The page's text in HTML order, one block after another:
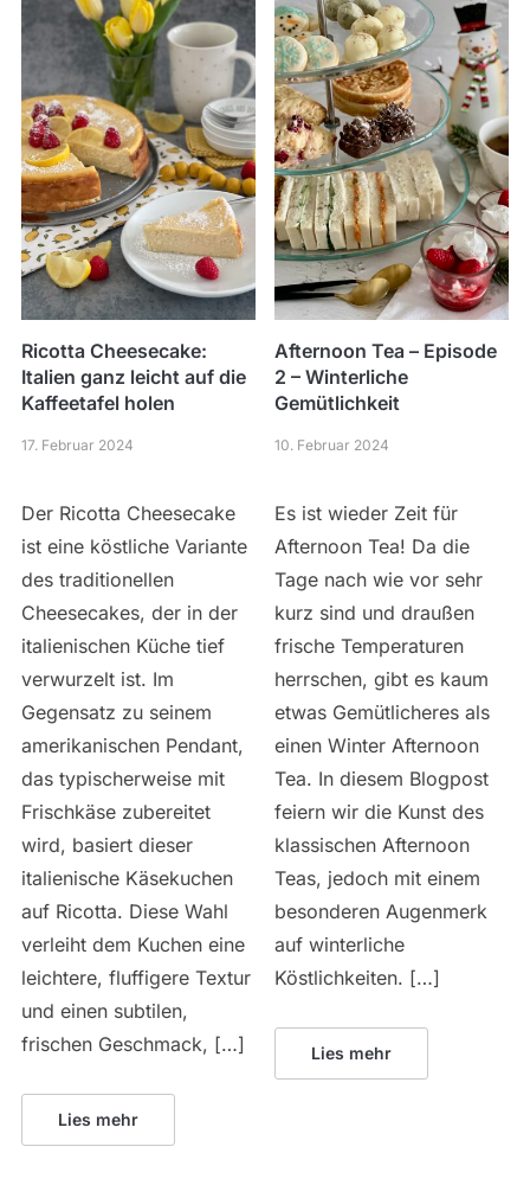
Ricotta Cheesecake:
Italien ganz leicht auf die
Kaffeetafel holen
17. Februar 2024
Der Ricotta Cheesecake
ist eine köstliche Variante
des traditionellen
Cheesecakes, der in der
italienischen Küche tief
verwurzelt ist. Im
Gegensatz zu seinem
amerikanischen Pendant,
das typischerweise mit
Frischkäse zubereitet
wird, basiert dieser
italienische Käsekuchen
auf Ricotta. Diese Wahl
verleiht dem Kuchen eine
leichtere, fluffigere Textur
und einen subtilen,
frischen Geschmack, […]
Lies mehr
Afternoon Tea – Episode
2 – Winterliche
Gemütlichkeit
10. Februar 2024
Es ist wieder Zeit für
Afternoon Tea! Da die
Tage nach wie vor sehr
kurz sind und draußen
frische Temperaturen
herrschen, gibt es kaum
etwas Gemütlicheres als
einen Winter Afternoon
Tea. In diesem Blogpost
feiern wir die Kunst des
klassischen Afternoon
Teas, jedoch mit einem
besonderen Augenmerk
auf winterliche
Köstlichkeiten. […]
Lies mehr